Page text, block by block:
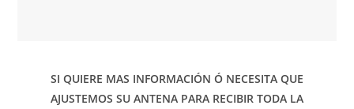
SI QUIERE MAS INFORMACIÓN Ó NECESITA QUE
AJUSTEMOS SU ANTENA PARA RECIBIR TODA LA